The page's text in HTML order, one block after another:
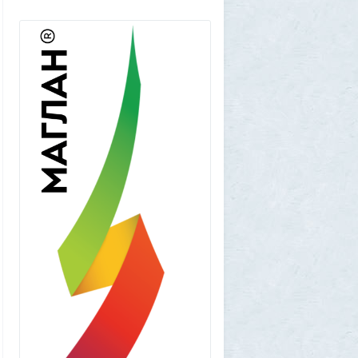
Volk 5 августа 2026, 16:29
Новые закрытые контейнерные
площадки протестируют в Магадане
Frumas 5 августа 2026, 01:12
2000 лет никто не замечал, а ИИ увидел:
как технологии помогают археологам
восстановить то, что считалось
утраченным
Frumas
5 августа 2026, 01:11
Китайских роботов-гуманоидов запретят
4 августа 2026, 20:06
Артемий о текущем моменте
3 августа 2026, 21:32
Почему укусы насекомых зудят и
3 августа 2026, 20:17
Как гиганты с Фаэтона и пришельцы из
Нибиру строили цивилизации на Земле